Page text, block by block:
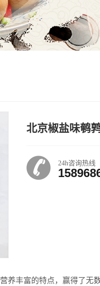
北京椒盐味鹌
24h咨询热线
养丰富的特点，赢得了无